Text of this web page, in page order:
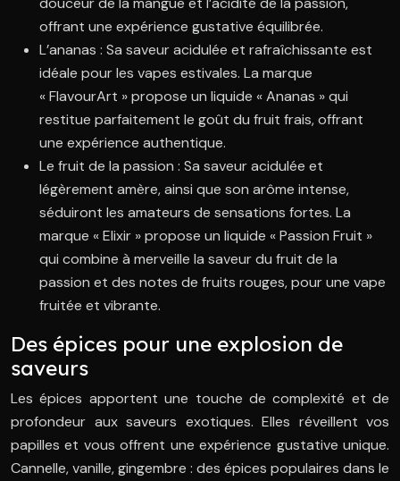
offrant une expérience gustative équilibrée.
L’ananas : Sa saveur acidulée et rafraîchissante est
idéale pour les vapes estivales. La marque
« FlavourArt » propose un liquide « Ananas » qui
restitue parfaitement le goût du fruit frais, offrant
une expérience authentique.
Le fruit de la passion : Sa saveur acidulée et
légèrement amère, ainsi que son arôme intense,
séduiront les amateurs de sensations fortes. La
marque « Elixir » propose un liquide « Passion Fruit »
qui combine à merveille la saveur du fruit de la
passion et des notes de fruits rouges, pour une vape
fruitée et vibrante.
Des épices pour une explosion de
saveurs
Les épices apportent une touche de complexité et de
profondeur aux saveurs exotiques. Elles réveillent vos
papilles et vous offrent une expérience gustative unique.
Cannelle, vanille, gingembre : des épices populaires dans le